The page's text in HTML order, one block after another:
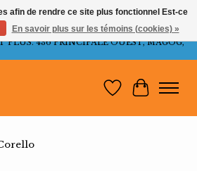
QUÉBEC ET ONTARIO POUR LES
PLUS. 436 PRINCIPALE OUEST, MAGOG,
Liste dePanier
afin de rendre ce site plus fonctionnel Est-ce
En savoir plus sur les témoins (cookies) »